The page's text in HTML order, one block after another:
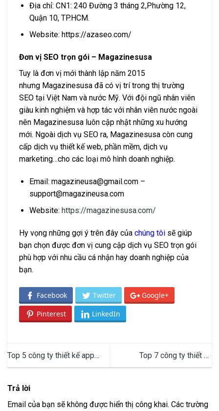
Địa chỉ: CN1: 240 Đường 3 tháng 2,Phường 12,
Quận 10, TP.HCM.
Website: https://azaseo.com/
Đơn vị SEO trọn gói – Magazinesusa
Tuy là đơn vị mới thành lập năm 2015
nhưng Magazinesusa đã có vị trí trong thị trường
SEO tại Việt Nam và nước Mỹ. Với đội ngũ nhân viên
giàu kinh nghiệm và hợp tác với nhân viên nước ngoài
nên Magazinesusa luôn cập nhật những xu hướng
mới. Ngoài dịch vụ SEO ra, Magazinesusa còn cung
cấp dịch vụ thiết kế web, phần mềm, dịch vụ
marketing…cho các loại mô hình doanh nghiệp.
Email: magazineusa@gmail.com–
support@magazineusa.com
Website: https://magazinesusa.com/
Hy vọng những gợi ý trên đây của chúng tôi sẽ giúp
bạn chọn được đơn vị cung cập dịch vụ SEO trọn gói
phù hợp với nhu cầu cá nhận hay doanh nghiệp của
bạn.
Facebook Twitter Google+
Pinterest LinkedIn
Top 5 công ty thiết kế app
mobile uy tín nhất hiện nay
Top 7 công ty thiết kế
website Spa – Trung tâm làm
Trả lời
Email của bạn sẽ không được hiển thị công khai. Các trường